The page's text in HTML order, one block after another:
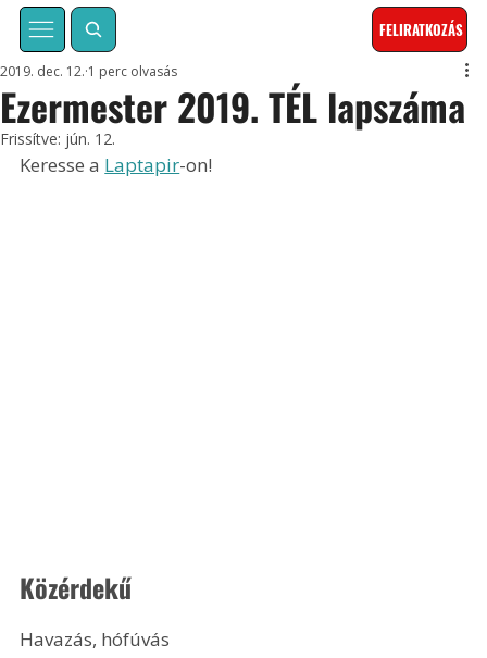
FELIRATKOZÁS
Ezermester 2019. TÉL lapszáma
2019. dec. 12. 1 perc olvasás
Frissítve: jún. 12.
Keresse a Laptapir-on!
Közérdekű
Havazás, hófúvás